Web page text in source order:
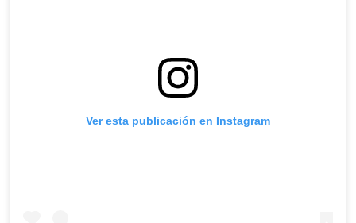
Ver esta publicación en Instagram